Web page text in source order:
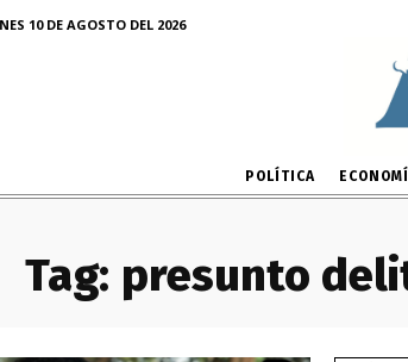
10 DE AGOSTO DEL 2026
POLÍTICA
Tag: presunto